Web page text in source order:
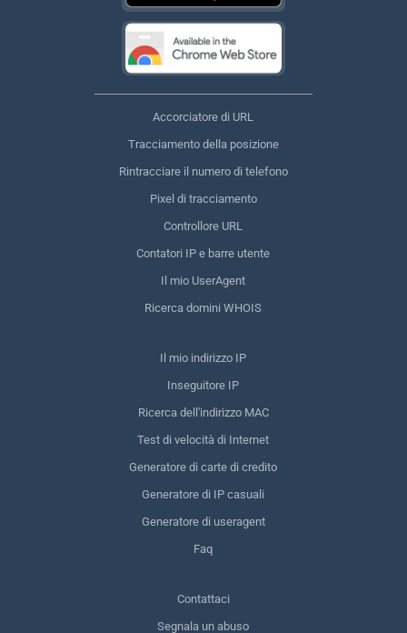
Accorciatore di URL
Tracciamento della posizione
Rintracciare il numero di telefono
Pixel di tracciamento
Controllore URL
Contatori IP e barre utente
Il mio UserAgent
Ricerca domini WHOIS
Il mio indirizzo IP
Inseguitore IP
Ricerca dell'indirizzo MAC
Test di velocità di Internet
Generatore di carte di credito
Generatore di IP casuali
Generatore di useragent
Faq
Contattaci
Segnala un abuso